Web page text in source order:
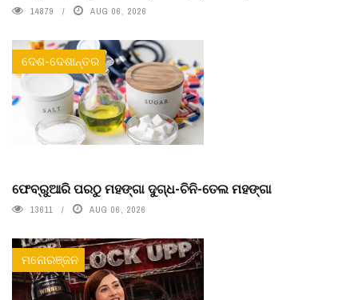
14879 AUG 06, 2026
ଦେଶ-ଦେଶାନ୍ତର
ଫେବ୍ରୁଆରି ପରଠୁ ମହଙ୍ଗା ଦୁଗ୍ଧ-ଚିନି-ତେଲ ମହଙ୍ଗା
13611 AUG 06, 2026
ମନୋରଞ୍ଜନ